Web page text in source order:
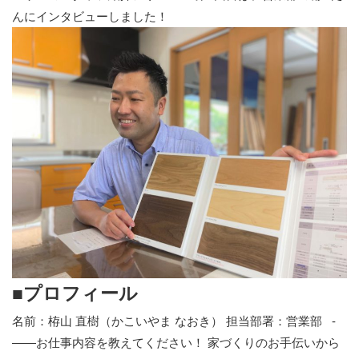
んにインタビューしました！
■プロフィール
名前：栫山 直樹（かこいやま なおき） 担当部署：営業部 -
——お仕事内容を教えてください！ 家づくりのお手伝いから